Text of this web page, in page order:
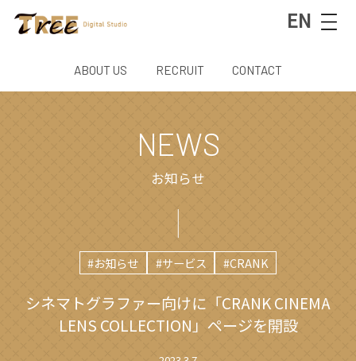
EN
ABOUT US RECRUIT CONTACT
NEWS
お知らせ
#お知らせ #サービス #CRANK
シネマトグラファー向けに「CRANK CINEMA
LENS COLLECTION」ページを開設